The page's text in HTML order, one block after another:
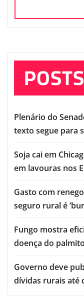
Plenário do
texto segue para
Soja cai em
em lavouras nos
Gasto com
seguro rural é
Fungo mostra
doença do
Governo deve
dívidas rurais até